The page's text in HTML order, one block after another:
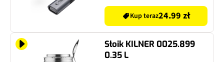
Kup teraz24.99 zł
Słoik KILNER 0025.899
0.35 L